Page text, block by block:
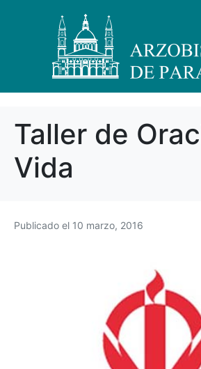
Taller de
Vida
Publicado el 10 marzo, 2016